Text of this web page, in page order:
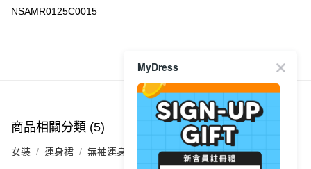
WeChat Pay
每筆HK$40.00，滿HK$350.00或以上免運費
每筆HK$40.00，滿HK$350.00或以上免運費
NSAMR0125C0015
商品推薦
商品相關分類 (5)
女裝 連身裙 無袖連身裙
MyDress